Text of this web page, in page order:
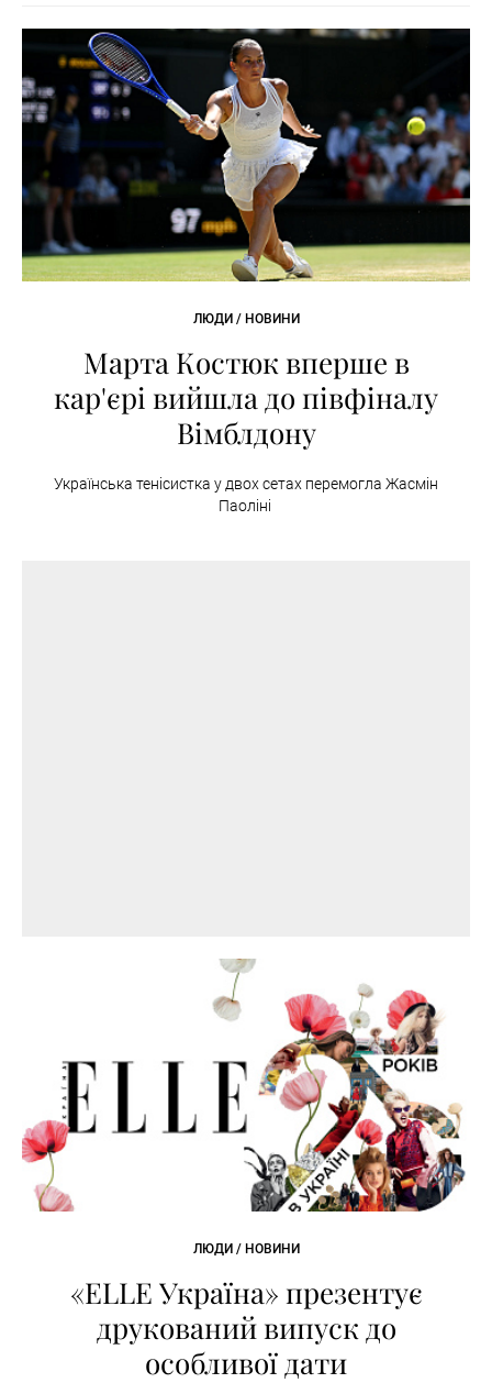
ЛЮДИ / НОВИНИ
Марта Костюк вперше в
кар'єрі вийшла до півфіналу
Вімблдону
Українська тенісистка у двох сетах перемогла Жасмін
Паоліні
ЛЮДИ / НОВИНИ
«ELLE Україна» презентує
друкований випуск до
особливої дати